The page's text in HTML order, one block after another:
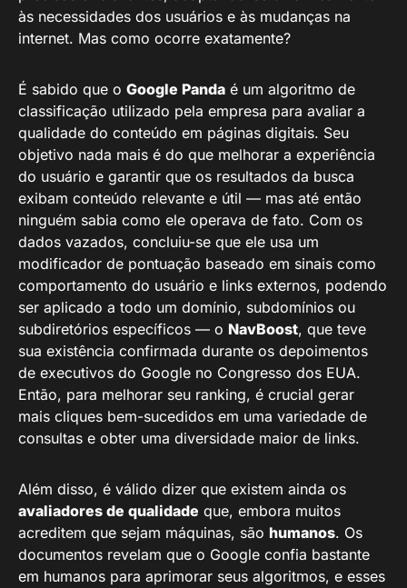
às necessidades dos usuários e às mudanças na
internet. Mas como ocorre exatamente?
É sabido que o Google Panda é um algoritmo de
classificação utilizado pela empresa para avaliar a
qualidade do conteúdo em páginas digitais. Seu
objetivo nada mais é do que melhorar a experiência
do usuário e garantir que os resultados da busca
exibam conteúdo relevante e útil — mas até então
ninguém sabia como ele operava de fato. Com os
dados vazados, concluiu-se que ele usa um
modificador de pontuação baseado em sinais como
comportamento do usuário e links externos, podendo
ser aplicado a todo um domínio, subdomínios ou
subdiretórios específicos — o NavBoost, que teve
sua existência confirmada durante os depoimentos
de executivos do Google no Congresso dos EUA.
Então, para melhorar seu ranking, é crucial gerar
mais cliques bem-sucedidos em uma variedade de
consultas e obter uma diversidade maior de links.
Além disso, é válido dizer que existem ainda os
avaliadores de qualidade que, embora muitos
acreditem que sejam máquinas, são humanos. Os
documentos revelam que o Google confia bastante
em humanos para aprimorar seus algoritmos, e esses